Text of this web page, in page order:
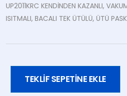
UP2011KRC KENDİNDEN KAZANLI,
ISITMALI, BACALI TEK ÜTÜLÜ, ÜTÜ
TEKLIF SEPETINE EKLE